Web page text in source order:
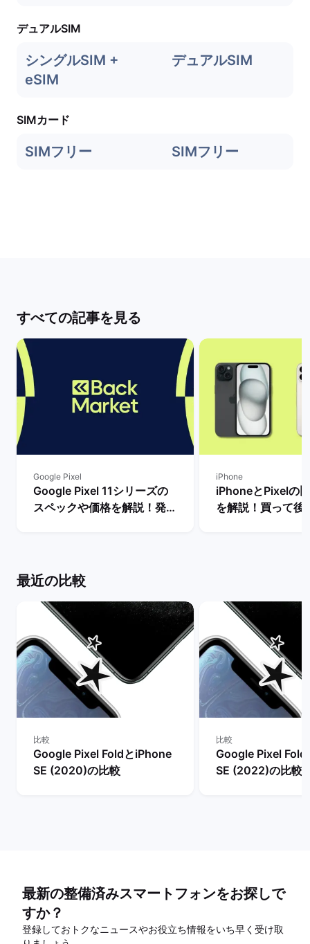
デュアルSIM
シングルSIM +
eSIM
デュアルSIM
SIMカード
SIMフリー SIMフリー
すべての記事を見る
Google Pixel
Google Pixel 11シリーズの
スペックや価格を解説！発売
iPhone
iPhoneとPixelの
を解説！買って後
最近の比較
比較
Google Pixel FoldとiPhone
SE (2020)の比較
比較
Google Pixel
SE (2022)の比較
最新の整備済みスマートフォンをお探しで
すか？
登録しておトクなニュースやお役立ち情報をいち早く受け取